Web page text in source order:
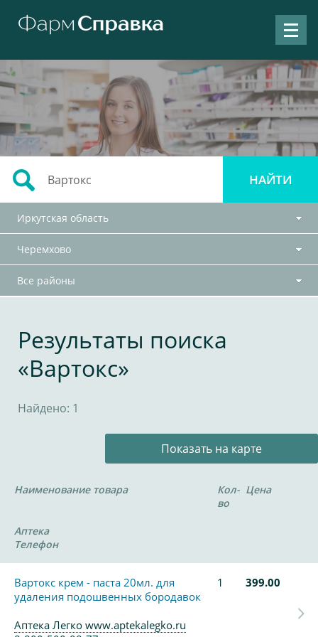
Иркутская область
Черемхово
Все районы
Результаты поиска
«Вартокс»
Найдено: 1
Показать на карте
Наименование товара
Кол-
во
Цена
Аптека
Телефон
Вартокс крем - паста 20мл. для
удаления подошвенных бородавок
1 399.00
Аптека Легко www.aptekalegko.ru